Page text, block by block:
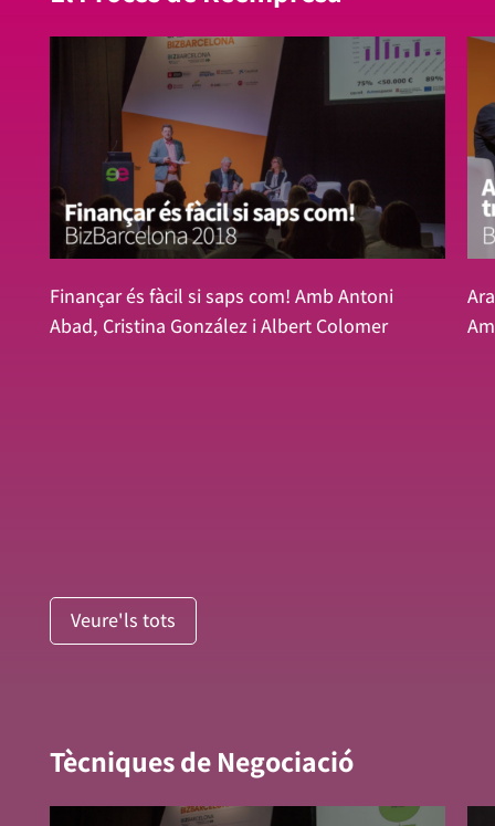
Finançar és fàcil si saps com! Amb Antoni
Abad, Cristina González i Albert Colomer
Veure'ls tots
Tècniques de Negociació